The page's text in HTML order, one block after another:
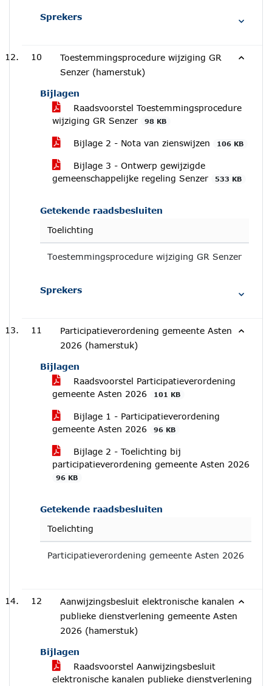
Sprekers
10
Toestemmingsprocedure wijziging GR
Senzer (hamerstuk)
Bijlagen
Raadsvoorstel Toestemmingsprocedure
wijziging GR Senzer
98 KB
Bijlage 2 - Nota van zienswijzen 106 KB
Bijlage 3 - Ontwerp gewijzigde
gemeenschappelijke regeling Senzer
533 KB
Getekende raadsbesluiten
Toelichting
Toestemmingsprocedure wijziging GR Senzer
Sprekers
11
Participatieverordening gemeente Asten
2026 (hamerstuk)
Bijlagen
Raadsvoorstel Participatieverordening
gemeente Asten 2026
101 KB
Bijlage 1 - Participatieverordening
gemeente Asten 2026
96 KB
Bijlage 2 - Toelichting bij
participatieverordening gemeente Asten 2026
96 KB
Getekende raadsbesluiten
Toelichting
Participatieverordening gemeente Asten 2026
12
Aanwijzingsbesluit elektronische kanalen
publieke dienstverlening gemeente Asten
2026 (hamerstuk)
Bijlagen
Raadsvoorstel Aanwijzingsbesluit
elektronische kanalen publieke dienstverlening